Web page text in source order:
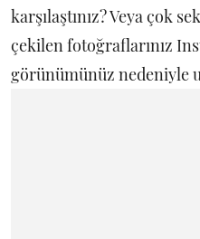
karşılaştınız? Veya çok
çekilen fotoğraflarınız
görünümünüz nedeniyle